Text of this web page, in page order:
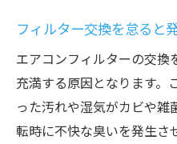
フィルター交換を怠ると
エアコンフィルターの交換
充満する原因となります。
った汚れや湿気がカビや雑
転時に不快な臭いを発生さ